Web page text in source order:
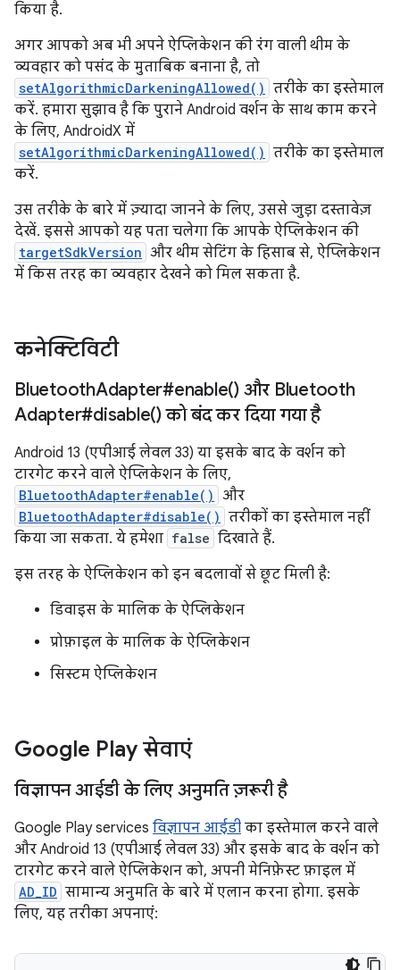
किया है.
अगर आपको अब भी अपने ऐप्लिकेशन की रंग वाली थीम के
व्यवहार को पसंद के मुताबिक बनाना है, तो
setAlgorithmicDarkeningAllowed() तरीके का इस्तेमाल
करें. हमारा सुझाव है कि पुराने Android वर्शन के साथ काम करने
के लिए, AndroidX में
setAlgorithmicDarkeningAllowed() तरीके का इस्तेमाल
करें.
उस तरीके के बारे में ज़्यादा जानने के लिए, उससे जुड़ा दस्तावेज़
देखें. इससे आपको यह पता चलेगा कि आपके ऐप्लिकेशन की
targetSdkVersion और थीम सेटिंग के हिसाब से, ऐप्लिकेशन
में किस तरह का व्यवहार देखने को मिल सकता है.
कनेक्टिविटी
BluetoothAdapter#enable() और Bluetooth
Adapter#disable() को बंद कर दिया गया है
Android 13 (एपीआई लेवल 33) या इसके बाद के वर्शन को
टारगेट करने वाले ऐप्लिकेशन के लिए,
BluetoothAdapter#enable() और
BluetoothAdapter#disable() तरीकों का इस्तेमाल नहीं
किया जा सकता. ये हमेशा false दिखाते हैं.
इस तरह के ऐप्लिकेशन को इन बदलावों से छूट मिली है:
डिवाइस के मालिक के ऐप्लिकेशन
प्रोफ़ाइल के मालिक के ऐप्लिकेशन
सिस्टम ऐप्लिकेशन
Google Play सेवाएं
विज्ञापन आईडी के लिए अनुमति ज़रूरी है
Google Play services विज्ञापन आईडी का इस्तेमाल करने वाले
और Android 13 (एपीआई लेवल 33) और इसके बाद के वर्शन को
टारगेट करने वाले ऐप्लिकेशन को, अपनी मेनिफ़ेस्ट फ़ाइल में
AD_ID सामान्य अनुमति के बारे में एलान करना होगा. इसके
लिए, यह तरीका अपनाएं: